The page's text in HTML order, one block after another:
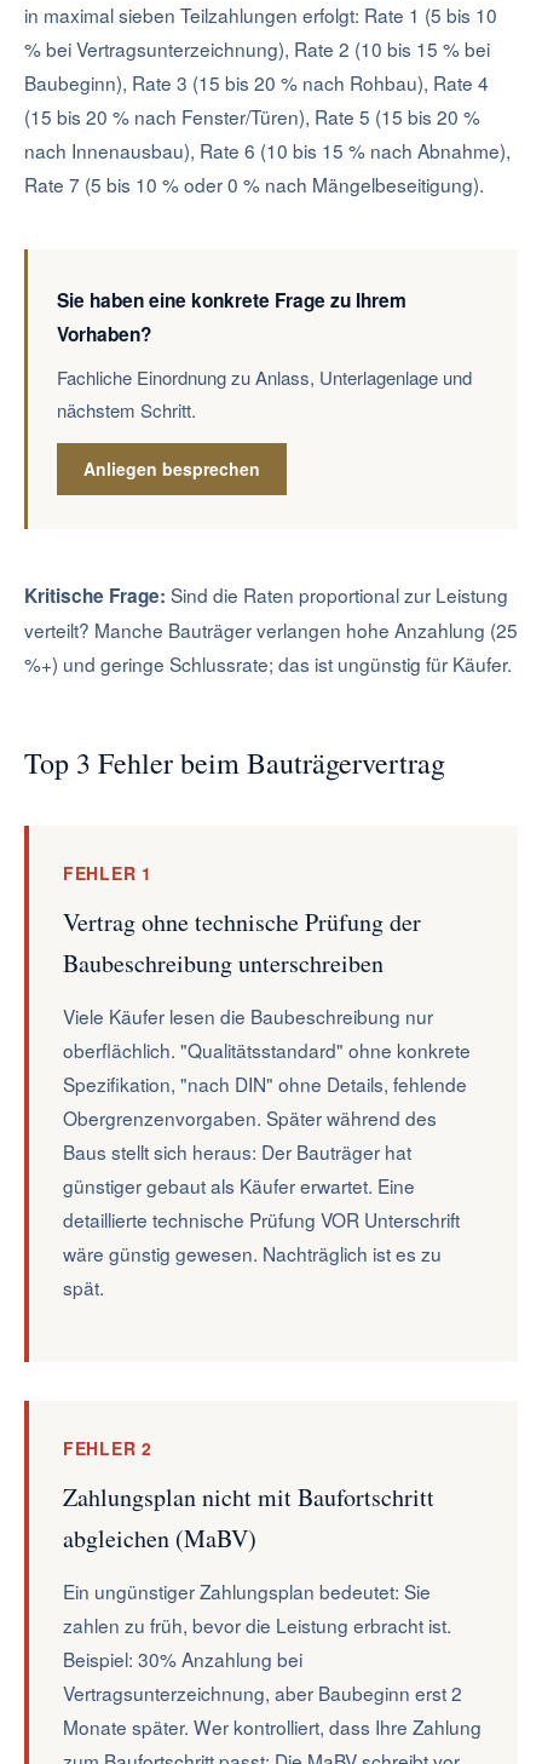
in maximal sieben Teilzahlungen erfolgt: Rate 1 (5 bis 10
% bei Vertragsunterzeichnung), Rate 2 (10 bis 15 % bei
Baubeginn), Rate 3 (15 bis 20 % nach Rohbau), Rate 4
(15 bis 20 % nach Fenster/Türen), Rate 5 (15 bis 20 %
nach Innenausbau), Rate 6 (10 bis 15 % nach Abnahme),
Rate 7 (5 bis 10 % oder 0 % nach Mängelbeseitigung).
Sie haben eine konkrete Frage zu Ihrem
Vorhaben?
Fachliche Einordnung zu Anlass, Unterlagenlage und
nächstem Schritt.
Anliegen besprechen
Kritische Frage: Sind die Raten proportional zur Leistung
verteilt? Manche Bauträger verlangen hohe Anzahlung (25
%+) und geringe Schlussrate; das ist ungünstig für Käufer.
Top 3 Fehler beim Bauträgervertrag
FEHLER 1
Vertrag ohne technische Prüfung der
Baubeschreibung unterschreiben
Viele Käufer lesen die Baubeschreibung nur
oberflächlich. "Qualitätsstandard" ohne konkrete
Spezifikation, "nach DIN" ohne Details, fehlende
Obergrenzenvorgaben. Später während des
Baus stellt sich heraus: Der Bauträger hat
günstiger gebaut als Käufer erwartet. Eine
detaillierte technische Prüfung VOR Unterschrift
wäre günstig gewesen. Nachträglich ist es zu
spät.
FEHLER 2
Zahlungsplan nicht mit Baufortschritt
abgleichen (MaBV)
Ein ungünstiger Zahlungsplan bedeutet: Sie
zahlen zu früh, bevor die Leistung erbracht ist.
Beispiel: 30% Anzahlung bei
Vertragsunterzeichnung, aber Baubeginn erst 2
Monate später. Wer kontrolliert, dass Ihre Zahlung